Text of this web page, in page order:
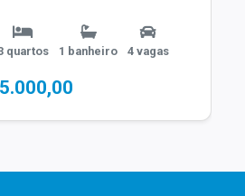
quartos 1 banheiro 4 vagas